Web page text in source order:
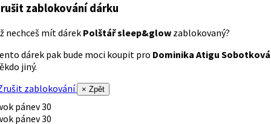
zablokování dárku
nechceš mít dárek Polštář sleep&glow zablokovaný?
dárek pak bude moci koupit pro Dominika Atigu Sobotková
jiný.
zablokování
× Zpět